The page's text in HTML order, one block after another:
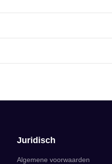
Juridisch
Algemene voorwaarden